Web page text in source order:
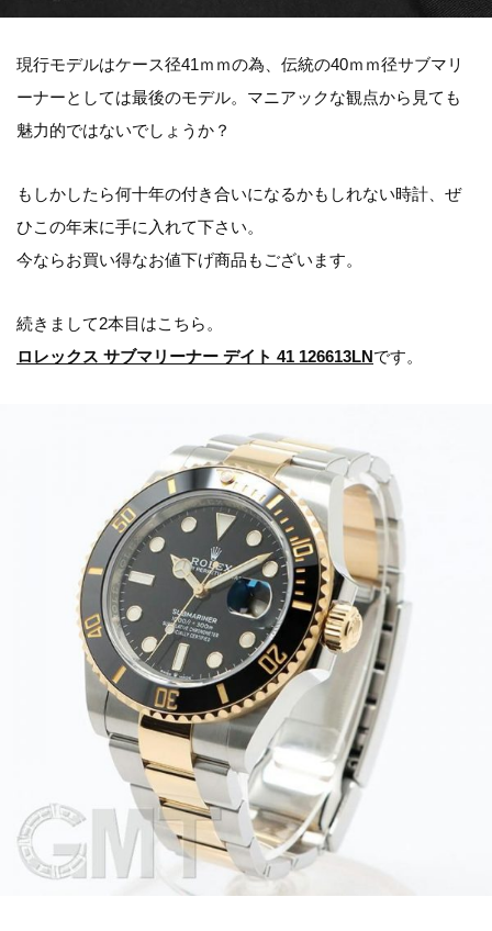
現行モデルはケース径41ｍｍの為、伝統の40ｍｍ径サブマリ
ーナーとしては最後のモデル。マニアックな観点から見ても
魅力的ではないでしょうか？
もしかしたら何十年の付き合いになるかもしれない時計、ぜ
ひこの年末に手に入れて下さい。
今ならお買い得なお値下げ商品もございます。
続きまして2本目はこちら。
ロレックス サブマリーナー デイト 41 126613LNです。